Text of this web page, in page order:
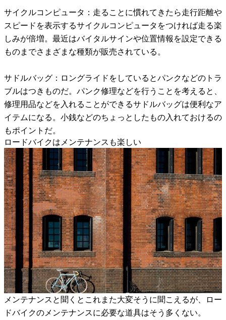
サイクルコンピュータ：走ることに慣れてきたら走行距離や
スピードを表示するサイクルコンピュータをつければ走る楽
しみが倍増。最近はバイタルサインや位置情報を設定できる
ものまでさまざまな種類が販売されている。
サドルバッグ：ロングライドをしているとパンクなどのトラ
ブルはつきものだ。パンク修理などを行うことを考えると、
修理用品などを入れることができるサドルバッグは便利なア
イテムになる。小銭などのちょっとしたもの入れておけるの
もポイントだ。
ロードバイクはメンテナンスも楽しい
メンテナンスと聞くとこれまた大変そうに聞こえるが、ロー
ドバイクのメンテナンスに必要な道具はそう多くない。